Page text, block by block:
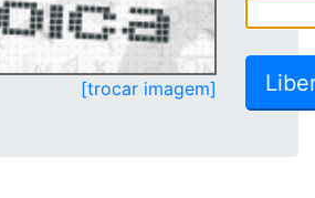
[trocar imagem]